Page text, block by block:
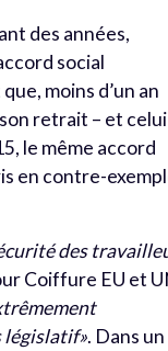
des années,
social
moins d’un an
retrait – et celui
le même accord
en contre-
des
Coiffure EU et
législatif». Dans un